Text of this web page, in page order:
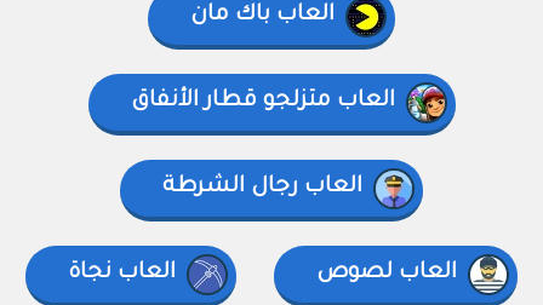
العاب باك مان
العاب متزلجو قطار الأنفاق
العاب رجال الشرطة
العاب لصوص العاب نجاة